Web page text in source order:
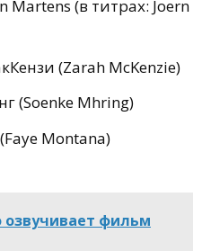
Martens (в титрах: Joern
(Zarah McKenzie)
(Soenke Mhring)
Montana)
озвучивает фильм